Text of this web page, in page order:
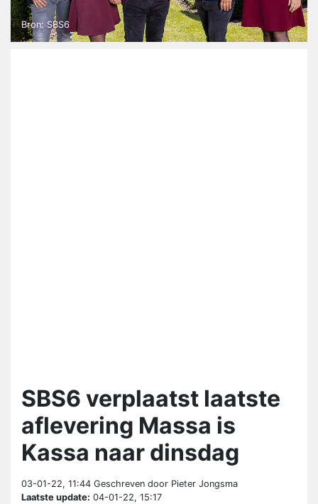
Bron: SBS6
SBS6 verplaatst laatste
aflevering Massa is
Kassa naar dinsdag
03-01-22, 11:44 Geschreven door Pieter Jongsma
Laatste update: 04-01-22, 15:17